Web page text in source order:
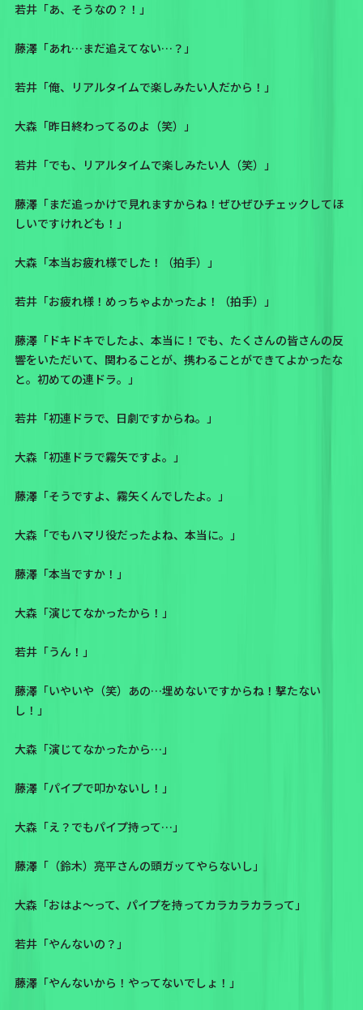
若井「あ、そうなの？！」
藤澤「あれ…まだ追えてない…？」
若井「俺、リアルタイムで楽しみたい人だから！」
大森「昨日終わってるのよ（笑）」
若井「でも、リアルタイムで楽しみたい人（笑）」
藤澤「まだ追っかけで見れますからね！ぜひぜひチェックしてほ
しいですけれども！」
大森「本当お疲れ様でした！（拍手）」
若井「お疲れ様！めっちゃよかったよ！（拍手）」
藤澤「ドキドキでしたよ、本当に！でも、たくさんの皆さんの反
響をいただいて、関わることが、携わることができてよかったな
と。初めての連ドラ。」
若井「初連ドラで、日劇ですからね。」
大森「初連ドラで霧矢ですよ。」
藤澤「そうですよ、霧矢くんでしたよ。」
大森「でもハマリ役だったよね、本当に。」
藤澤「本当ですか！」
大森「演じてなかったから！」
若井「うん！」
藤澤「いやいや（笑）あの…埋めないですからね！撃たない
し！」
大森「演じてなかったから…」
藤澤「パイプで叩かないし！」
大森「え？でもパイプ持って…」
藤澤「（鈴木）亮平さんの頭ガッてやらないし」
大森「おはよ〜って、パイプを持ってカラカラカラって」
若井「やんないの？」
藤澤「やんないから！やってないでしょ！」